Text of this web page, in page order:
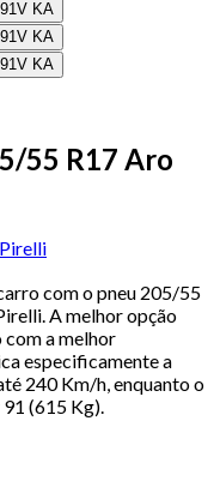
55 R17 Aro
Pirelli
com o pneu 205/55
A melhor opção
com a melhor
especificamente a
240 Km/h, enquanto o
(615 Kg).